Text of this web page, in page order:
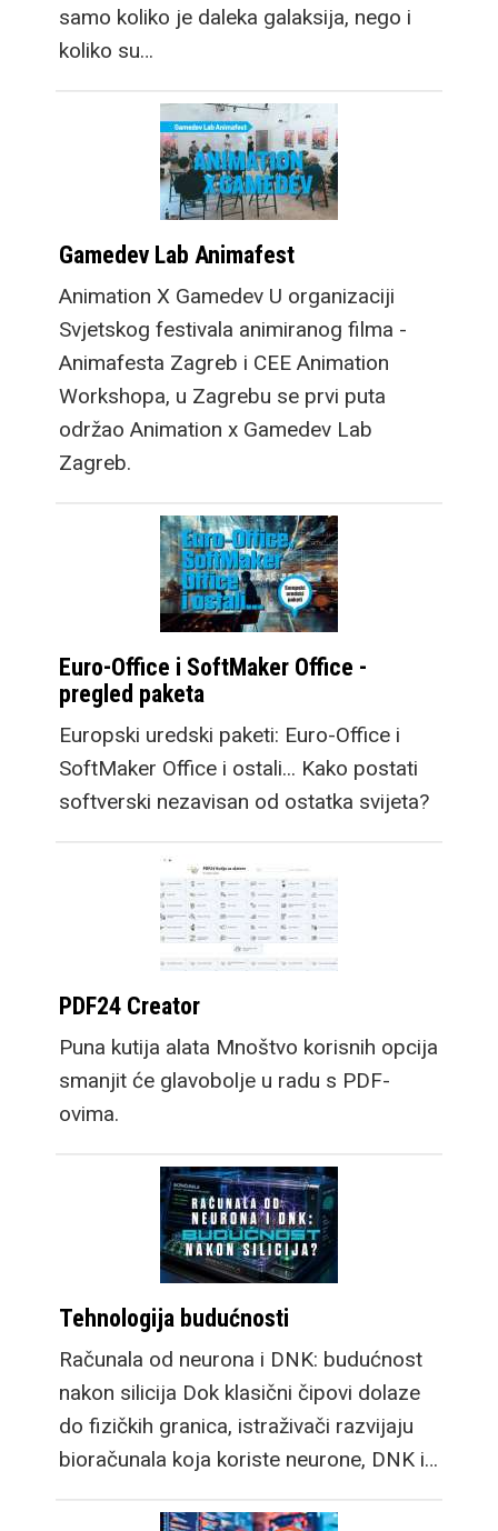
samo koliko je daleka galaksija, nego i
koliko su…
Gamedev Lab Animafest
Animation X Gamedev U organizaciji
Svjetskog festivala animiranog filma -
Animafesta Zagreb i CEE Animation
Workshopa, u Zagrebu se prvi puta
održao Animation x Gamedev Lab
Zagreb.
Euro-Office i SoftMaker Office -
pregled paketa
Europski uredski paketi: Euro-Office i
SoftMaker Office i ostali... Kako postati
softverski nezavisan od ostatka svijeta?
PDF24 Creator
Puna kutija alata Mnoštvo korisnih opcija
smanjit će glavobolje u radu s PDF-
ovima.
Tehnologija budućnosti
Računala od neurona i DNK: budućnost
nakon silicija Dok klasični čipovi dolaze
do fizičkih granica, istraživači razvijaju
bioračunala koja koriste neurone, DNK i…